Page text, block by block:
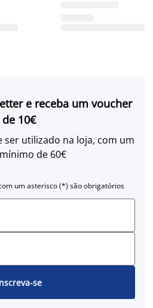
e receba um voucher
de 10€
ser utilizado na loja, com um
de 60€
um asterisco (*) são obrigatórios
se